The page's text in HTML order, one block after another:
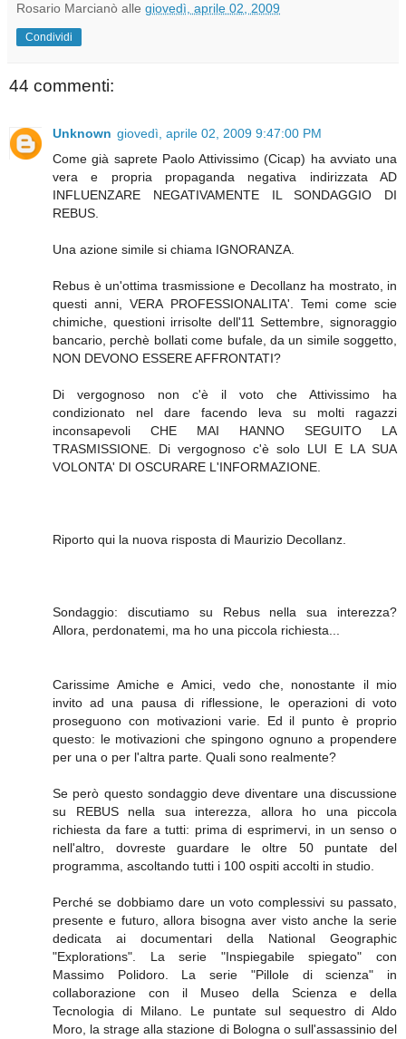
Rosario Marcianò alle giovedì, aprile 02, 2009
Condividi
44 commenti:
Unknown giovedì, aprile 02, 2009 9:47:00 PM
Come già saprete Paolo Attivissimo (Cicap) ha avviato una
vera e propria propaganda negativa indirizzata AD
INFLUENZARE NEGATIVAMENTE IL SONDAGGIO DI
REBUS.
Una azione simile si chiama IGNORANZA.
Rebus è un'ottima trasmissione e Decollanz ha mostrato, in
questi anni, VERA PROFESSIONALITA'. Temi come scie
chimiche, questioni irrisolte dell'11 Settembre, signoraggio
bancario, perchè bollati come bufale, da un simile soggetto,
NON DEVONO ESSERE AFFRONTATI?
Di vergognoso non c'è il voto che Attivissimo ha
condizionato nel dare facendo leva su molti ragazzi
inconsapevoli CHE MAI HANNO SEGUITO LA
TRASMISSIONE. Di vergognoso c'è solo LUI E LA SUA
VOLONTA' DI OSCURARE L'INFORMAZIONE.
Riporto qui la nuova risposta di Maurizio Decollanz.
Sondaggio: discutiamo su Rebus nella sua interezza?
Allora, perdonatemi, ma ho una piccola richiesta...
Carissime Amiche e Amici, vedo che, nonostante il mio
invito ad una pausa di riflessione, le operazioni di voto
proseguono con motivazioni varie. Ed il punto è proprio
questo: le motivazioni che spingono ognuno a propendere
per una o per l'altra parte. Quali sono realmente?
Se però questo sondaggio deve diventare una discussione
su REBUS nella sua interezza, allora ho una piccola
richiesta da fare a tutti: prima di esprimervi, in un senso o
nell'altro, dovreste guardare le oltre 50 puntate del
programma, ascoltando tutti i 100 ospiti accolti in studio.
Perché se dobbiamo dare un voto complessivi su passato,
presente e futuro, allora bisogna aver visto anche la serie
dedicata ai documentari della National Geographic
"Explorations". La serie "Inspiegabile spiegato" con
Massimo Polidoro. La serie "Pillole di scienza" in
collaborazione con il Museo della Scienza e della
Tecnologia di Milano. Le puntate sul sequestro di Aldo
Moro, la strage alla stazione di Bologna o sull'assassinio del